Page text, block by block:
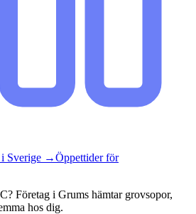
i Sverige →Öppettider för
Företag i Grums hämtar grovsopor,
hos dig.